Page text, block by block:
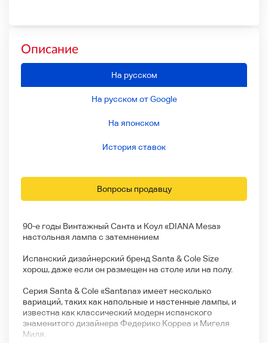
Описание
На русском
На русском от Google
На японском
История ставок
Вопросы продавцу
90-е годы Винтажный Санта и Коул «DIANA Mesa»
настольная лампа с затемнением
Испанский дизайнерский бренд Santa & Cole Size
хорош, даже если он размещен на столе или на полу.
Серия Santa & Cole «Santana» имеет несколько
вариаций, таких как напольные и настенные лампы, и
известна как классический модерн испанского
знаменитого дизайнера Федерико Корреа и Мигеля
Миля.